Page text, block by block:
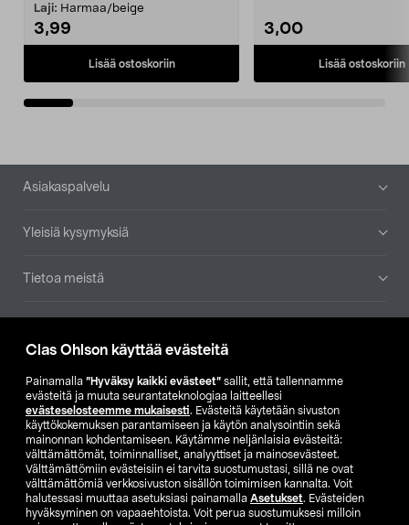
Clas Ohlson käyttää evästeitä
Painamalla ”Hyväksy kaikki evästeet” sallit, että tallennamme
evästeitä ja muuta seurantateknologiaa laitteellesi
evästeselosteemme mukaisesti. Evästeitä käytetään sivuston
käyttökokemuksen parantamiseen ja käytön analysointiin sekä
mainonnan kohdentamiseen. Käytämme neljänlaisia evästeitä:
välttämättömät, toiminnalliset, analyyttiset ja mainosevästeet.
Välttämättömiin evästeisiin ei tarvita suostumustasi, sillä ne ovat
välttämättömiä verkkosivuston sisällön toimimisen kannalta. Voit
halutessasi muuttaa asetuksiasi painamalla Asetukset. Evästeiden
hyväksyminen on vapaaehtoista. Voit perua suostumuksesi milloin
Laji: Harmaa/beige
3,99
Lisää ostoskoriin
3,00
Lisää ostoskoriin
Alatunniste
Asiakaspalvelu
Yleisiä kysymyksiä
Tietoa meistä
Etsi myymälä
SE NO FI
FI SV